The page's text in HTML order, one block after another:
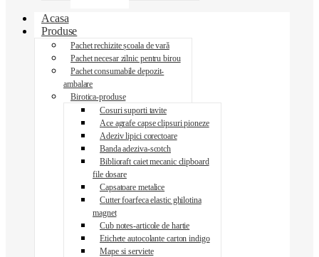
Acasa
Produse
Pachet rechizite școala de vară
Pachet necesar zilnic pentru birou
Pachet consumabile depozit-
ambalare
Birotica-produse
Cosuri suporti tavite
Ace agrafe capse clipsuri pioneze
Adeziv lipici corectoare
Banda adeziva-scotch
Biblioraft caiet mecanic clipboard
file dosare
Capsatoare metalice
Cutter foarfeca elastic ghilotina
magnet
Cub notes-articole de hartie
Etichete autocolante carton indigo
Mape si serviete